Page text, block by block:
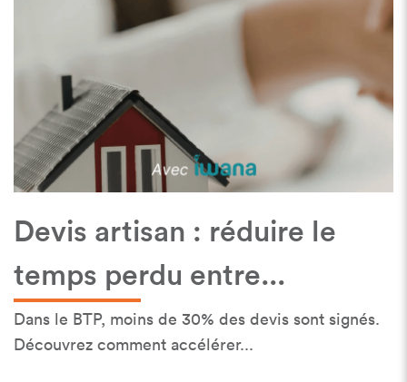
Devis artisan : réduire le
temps perdu entre...
Dans le BTP, moins de 30% des devis sont signés.
Découvrez comment accélérer...